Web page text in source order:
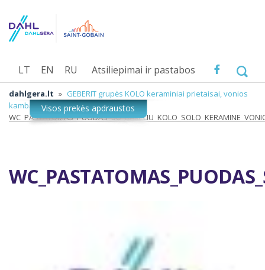
Atsiliepimai ir pastabos
LT EN RU
dahlgera.lt » GEBERIT grupės KOLO keraminiai prietaisai, vonios
kambario įranga »